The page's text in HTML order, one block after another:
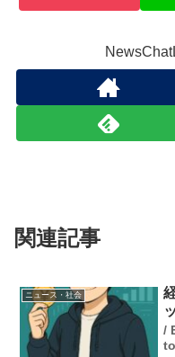
関連記事
ニュース・社会
/